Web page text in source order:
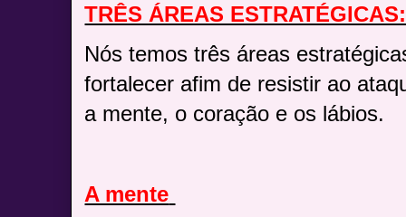
TRÊS ÁREAS ESTRATÉGICAS:
Nós temos três áreas
fortalecer afim de resistir ao
a mente, o coração e os lábios.
A mente